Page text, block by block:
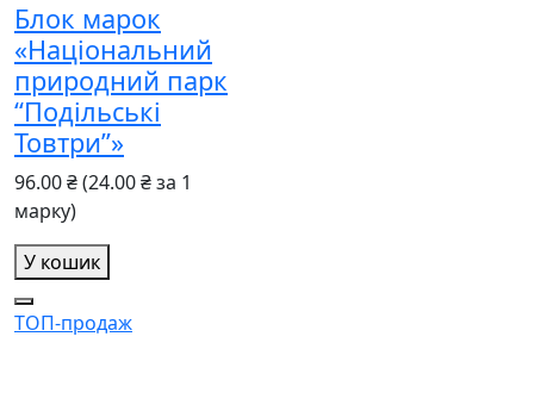
Блок марок
«Національний
природний парк
“Подільські
Товтри”»
96.00 ₴(24.00 ₴ за 1
марку)
У кошик
ТОП-продаж